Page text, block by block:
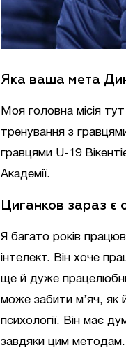
Яка ваша мета
Моя головна місія
тренування з
гравцями U-19
Академії.
Циганков зараз є
Я багато років
інтелект. Він хоче
ще й дуже
може забити м’яч, як
психології. Він має
завдяки цим методам.